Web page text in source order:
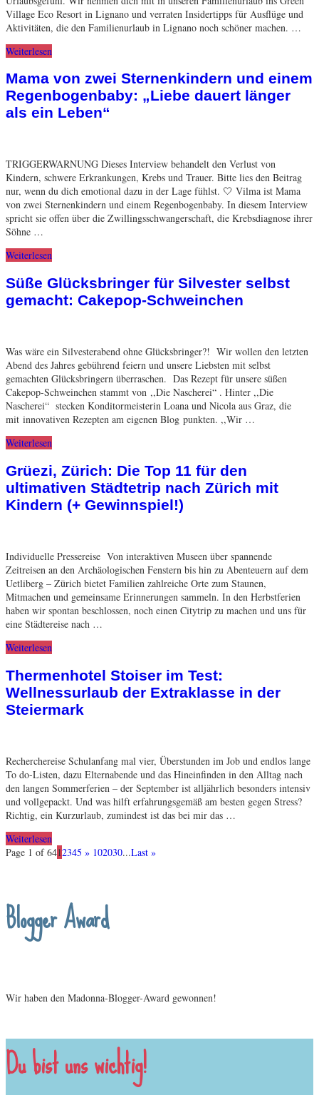
Village Eco Resort in Lignano und verraten Insidertipps für Ausflüge und
Aktivitäten, die den Familienurlaub in Lignano noch schöner machen. …
Weiterlesen
Mama von zwei Sternenkindern und einem
Regenbogenbaby: „Liebe dauert länger
als ein Leben“
TRIGGERWARNUNG Dieses Interview behandelt den Verlust von
Kindern, schwere Erkrankungen, Krebs und Trauer. Bitte lies den Beitrag
nur, wenn du dich emotional dazu in der Lage fühlst. 🤍 Vilma ist Mama
von zwei Sternenkindern und einem Regenbogenbaby. In diesem Interview
spricht sie offen über die Zwillingsschwangerschaft, die Krebsdiagnose ihrer
Söhne …
Weiterlesen
Süße Glücksbringer für Silvester selbst
gemacht: Cakepop-Schweinchen
Was wäre ein Silvesterabend ohne Glücksbringer?! Wir wollen den letzten
Abend des Jahres gebührend feiern und unsere Liebsten mit selbst
gemachten Glücksbringern überraschen. Das Rezept für unsere süßen
Cakepop-Schweinchen stammt von ,,Die Nascherei“ . Hinter ,,Die
Nascherei“ stecken Konditormeisterin Loana und Nicola aus Graz, die
mit innovativen Rezepten am eigenen Blog punkten. ,,Wir …
Weiterlesen
Grüezi, Zürich: Die Top 11 für den
ultimativen Städtetrip nach Zürich mit
Kindern (+ Gewinnspiel!)
Individuelle Pressereise Von interaktiven Museen über spannende
Zeitreisen an den Archäologischen Fenstern bis hin zu Abenteuern auf dem
Uetliberg – Zürich bietet Familien zahlreiche Orte zum Staunen,
Mitmachen und gemeinsame Erinnerungen sammeln. In den Herbstferien
haben wir spontan beschlossen, noch einen Citytrip zu machen und uns für
eine Städtereise nach …
Weiterlesen
Thermenhotel Stoiser im Test:
Wellnessurlaub der Extraklasse in der
Steiermark
Recherchereise Schulanfang mal vier, Überstunden im Job und endlos lange
To do-Listen, dazu Elternabende und das Hineinfinden in den Alltag nach
den langen Sommerferien – der September ist alljährlich besonders intensiv
und vollgepackt. Und was hilft erfahrungsgemäß am besten gegen Stress?
Richtig, ein Kurzurlaub, zumindest ist das bei mir das …
Weiterlesen
Page 1 of 6412345 » 102030...Last »
Blogger Award
Wir haben den Madonna-Blogger-Award gewonnen!
Du bist uns wichtig!